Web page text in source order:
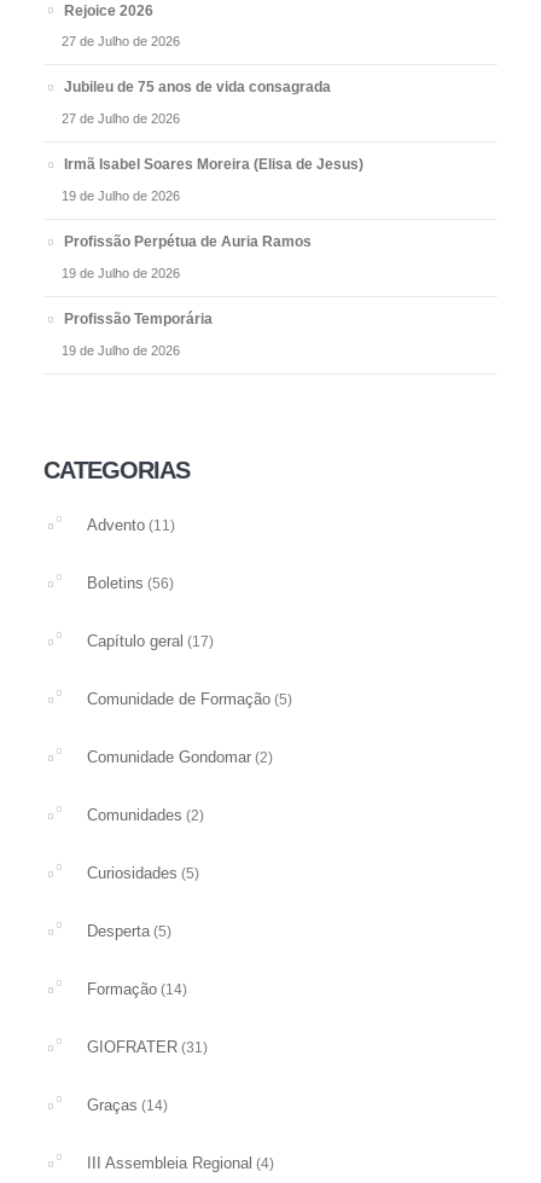
Rejoice 2026
27 de Julho de 2026
Jubileu de 75 anos de vida consagrada
27 de Julho de 2026
Irmã Isabel Soares Moreira (Elisa de Jesus)
19 de Julho de 2026
Profissão Perpétua de Auria Ramos
19 de Julho de 2026
Profissão Temporária
19 de Julho de 2026
CATEGORIAS
Advento (11)
Boletins (56)
Capítulo geral (17)
Comunidade de Formação (5)
Comunidade Gondomar (2)
Comunidades (2)
Curiosidades (5)
Desperta(5)
Formação (14)
GIOFRATER (31)
Graças (14)
III Assembleia Regional (4)